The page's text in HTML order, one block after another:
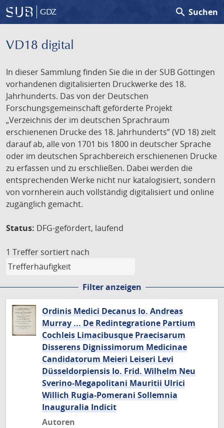
GDZ search Suchen
VD18 digital
In dieser Sammlung finden Sie die in der SUB Göttingen
vorhandenen digitalisierten Druckwerke des 18.
Jahrhunderts. Das von der Deutschen
Forschungsgemeinschaft geförderte Projekt
„Verzeichnis der im deutschen Sprachraum
erschienenen Drucke des 18. Jahrhunderts” (VD 18) zielt
darauf ab, alle von 1701 bis 1800 in deutscher Sprache
oder im deutschen Sprachbereich erschienenen Drucke
zu erfassen und zu erschließen. Dabei werden die
entsprechenden Werke nicht nur katalogisiert, sondern
von vornherein auch vollständig digitalisiert und online
zugänglich gemacht.
Status: DFG-gefördert, laufend
1 Treffer sortiert nach
Filter anzeigen
Ordinis Medici Decanus Io. Andreas
Murray ... De Redintegratione Partium
Cochleis Limacibusque Praecisarum
Disserens Dignissimorum Medicinae
Candidatorum Meieri Leiseri Levi
Düsseldorpiensis Io. Frid. Wilhelm Neu
Sverino-Megapolitani Mauritii Ulrici
Willich Rugia-Pomerani Sollemnia
Inauguralia Indicit
Autoren